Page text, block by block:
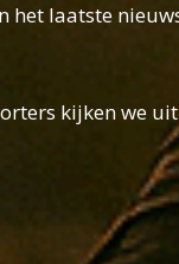
het laatste
kijken we